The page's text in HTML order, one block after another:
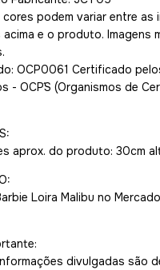
cores podem variar entre as
e o produto. Imagens
OCP0061 Certificado
- OCP´S (Organismos de
aprox. do produto: 30cm
Loira Malibu no
divulgadas são